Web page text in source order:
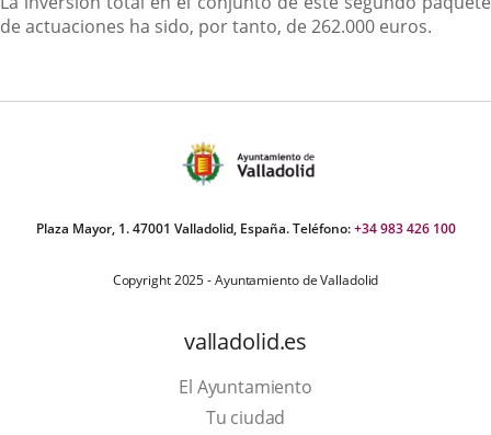
de actuaciones ha sido, por tanto, de 262.000 euros.
Plaza Mayor, 1. 47001 Valladolid, España. Teléfono:+34 983 426 100
Copyright 2025 - Ayuntamiento de Valladolid
valladolid.es
El Ayuntamiento
Tu ciudad